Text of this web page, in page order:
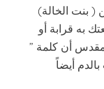
به قرابة أو
أن كلمة ”